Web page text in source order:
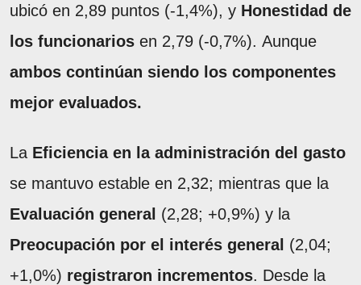
ubicó en 2,89 puntos (-1,4%), y Honestidad de
los funcionarios en 2,79 (-0,7%). Aunque
ambos continúan siendo los componentes
mejor evaluados.
La Eficiencia en la administración del gasto
se mantuvo estable en 2,32; mientras que la
Evaluación general (2,28; +0,9%) y la
Preocupación por el interés general (2,04;
+1,0%) registraron incrementos. Desde la